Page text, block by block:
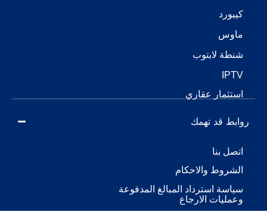
كيبورد
ماوس
شنطة لابتوب
IPTV
استثمار عقاري
روابط قد تهمك
اتصل بنا
الشروط والاحكام
سياسة استرداد المبالغ المدفوعة
وعمليات الارجاع